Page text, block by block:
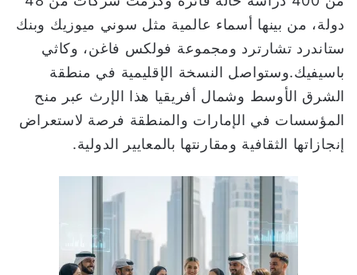
دولة، من بينها أسماء عالمية مثل سوني ميوزيك وبنك
ستاندرد تشارترد ومجموعة فولكس فاغن، وكاثي
باسيفيك.وستواصل النسخة الإقليمية في منطقة
الشرق الأوسط وشمال أفريقيا هذا الإرث عبر منح
المؤسسات في الإمارات والمنطقة فرصة لاستعراض
إنجازاتها الثقافية ومقارنتها بالمعايير الدولية.